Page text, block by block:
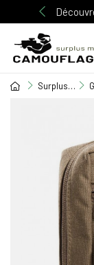
Surplus Militaire